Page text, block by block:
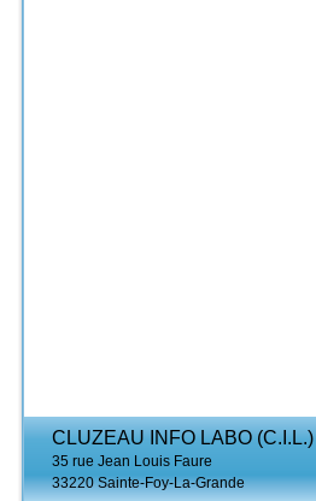
CLUZEAU INFO LABO (C.I.L.)
35 rue Jean Louis Faure
33220 Sainte-Foy-La-Grande